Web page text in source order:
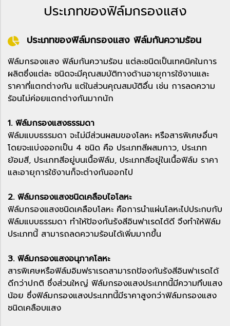
ประเภทของฟิล์มกรองแสง
ประเภทของฟิล์มกรองแสง ฟิล์มกันความร้อน
ฟิล์มกรองแสง ฟิล์มกันความร้อน แต่ละชนิดเป็นเทคนิคในการ
ผลิตซึ่งแต่ละ ชนิดจะมีคุณสมบัติทางด้านอายุการใช้งานและ
ราคาที่แตกต่างกัน แต่ในส่วนคุณสมบัติอื่น เช่น การลดความ
ร้อนไม่ค่อยแตกต่างกันมากนัก
1. ฟิล์มกรองแสงธรรมดา
ฟิล์มแบบธรรมดา จะไม่มีส่วนผสมของโลหะ หรือสารพิเศษอื่นๆ
โดยจะแบ่งออกเป็น 4 ชนิด คือ ประเภทสีผสมกาว, ประเภท
ย้อมสี, ประเภทสีอยู่บนเนื้อฟิล์ม, ประเภทสีอยู่ในเนื้อฟิล์ม ราคา
และอายุการใช้งานก็จะต่างกันออกไป
2. ฟิล์มกรองแสงชนิดเคลือบไอโลหะ
ฟิล์มกรองแสงชนิดเคลือบโลหะ คือการนำแผ่นโลหะไปประกบกับ
ฟิล์มแบบธรรมดา ทำให้ป้องกันรังสีอินฟาเรดได้ดี จึงทำให้ฟิล์ม
ประเภทนี้ สามารถลดความร้อนได้เพิ่มมากขึ้น
3. ฟิล์มกรองแสงอนุภาคโลหะ
สารพิเศษหรือฟิล์มอิมฟราเรดสามารถป้องกันรังสีอินฟาเรดได้
ดีกว่าปกติ ซึ่งส่วนใหญ่ ฟิล์มกรองแสงประเภทนี้มีความทึบแสง
น้อย ซึ่งฟิล์มกรองแสงประเภทนี้มีราคาสูงกว่าฟิล์มกรองแสง
ชนิดเคลือบแสง